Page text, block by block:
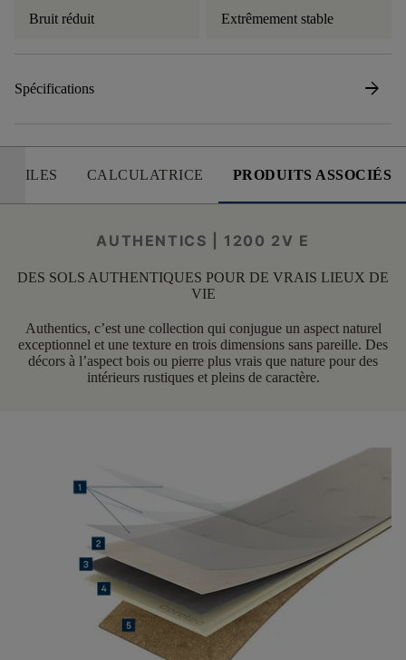
Bruit réduit Extrêmement stable
Spécifications arrow_forward
CALCULATRICE PRODUITS ASSOCIÉS
AUTHENTICS | 1200 2V E
DES SOLS AUTHENTIQUES POUR DE VRAIS LIEUX DE
VIE
Authentics, c’est une collection qui conjugue un aspect naturel
exceptionnel et une texture en trois dimensions sans pareille. Des
décors à l’aspect bois ou pierre plus vrais que nature pour des
intérieurs rustiques et pleins de caractère.